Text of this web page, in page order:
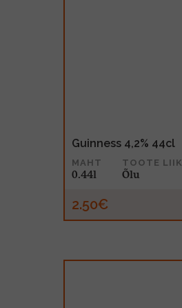
Guinness 4,2% 44cl
MAHT
0.44l
TOOTE LIIK
Õlu
2.50€